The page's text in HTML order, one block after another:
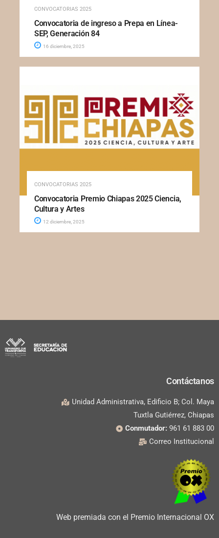
CONVOCATORIAS 2025
Convocatoria de ingreso a Prepa en Línea-
SEP, Generación 84
16 diciembre, 2025
CONVOCATORIAS 2025
Convocatoria Premio Chiapas 2025 Ciencia,
Cultura y Artes
12 diciembre, 2025
Contáctanos
Unidad Administrativa, Edificio B; Col. Maya
Tuxtla Gutiérrez, Chiapas
Conmutador: 961 61 883 00
Correo Institucional
Web premiada con el Premio Internacional OX